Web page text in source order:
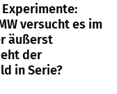
versucht es im
äußerst
der
in Serie?